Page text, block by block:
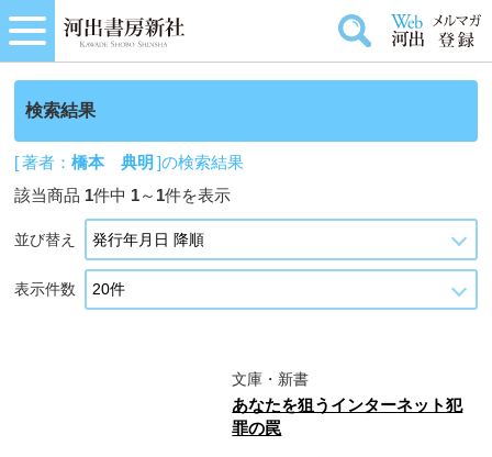
検索結果
[ 著者：橋本 典明 ]の検索結果
該当商品 1件中 1～ 1件を表示
並び替え
表示件数
文庫・新書
あなたを狙うインターネット犯
罪の罠